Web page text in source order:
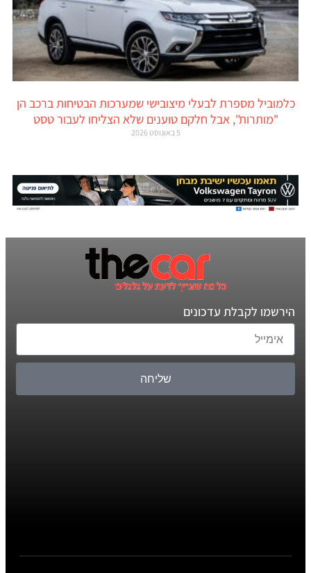
כלמוביל מספרת לבעלי מיצובישי שמערכות הבטיחות ברכב הן
"מותרות", אבל חלקם טוענים שלא הצליחו לעבור טסט
5 באוגוסט 2026
הירשמו לקבלת עדכונים
שליחה